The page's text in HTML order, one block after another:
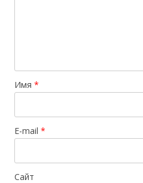
Имя *
E-mail *
Сайт